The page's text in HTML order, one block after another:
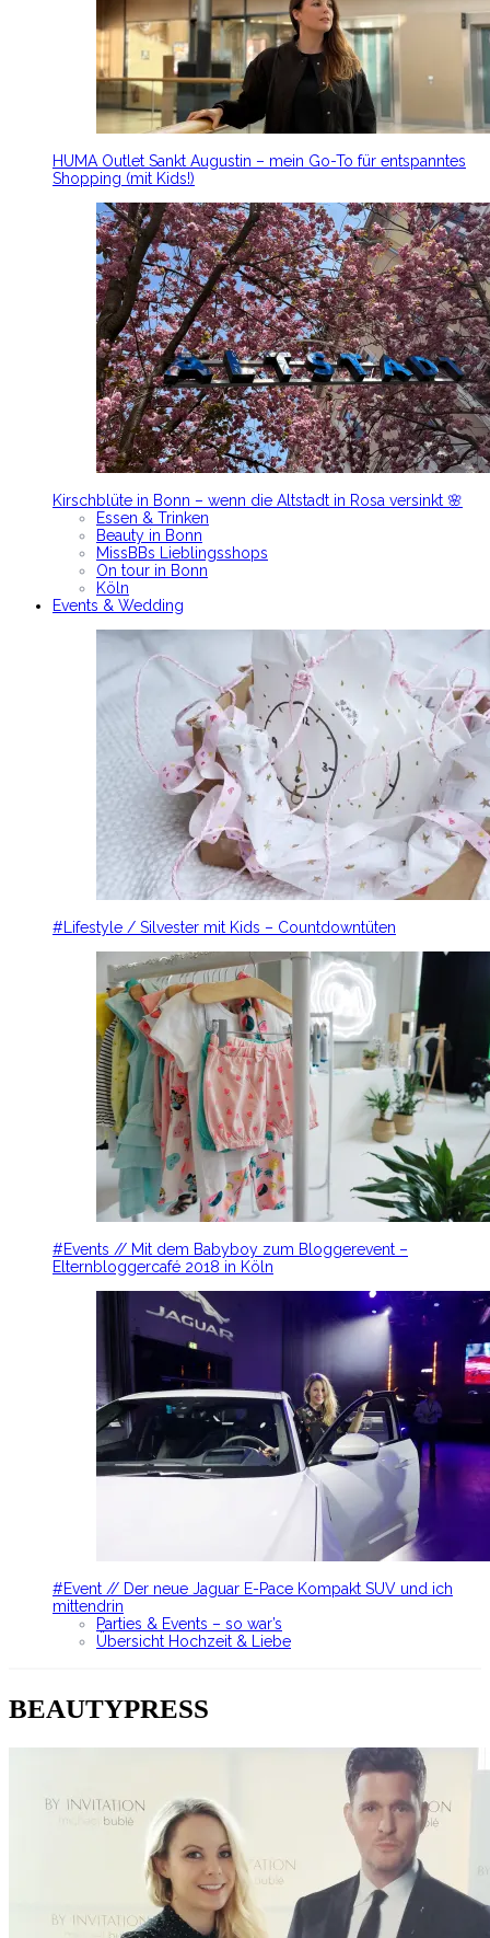
HUMA Outlet Sankt Augustin – mein Go-To für entspanntes
Shopping (mit Kids!)
Kirschblüte in Bonn – wenn die Altstadt in Rosa versinkt 🌸
Essen & Trinken
Beauty in Bonn
MissBBs Lieblingsshops
On tour in Bonn
Köln
Events & Wedding
#Lifestyle / Silvester mit Kids – Countdowntüten
#Events // Mit dem Babyboy zum Bloggerevent –
Elternbloggercafé 2018 in Köln
#Event // Der neue Jaguar E-Pace Kompakt SUV und ich
mittendrin
Parties & Events – so war’s
Übersicht Hochzeit & Liebe
BEAUTYPRESS